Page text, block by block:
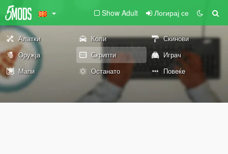
Show Adult Логирај се
Алатки Коли
Скинови
Оружја
Скрипти
Играч
Мапи
Останато Повеќе